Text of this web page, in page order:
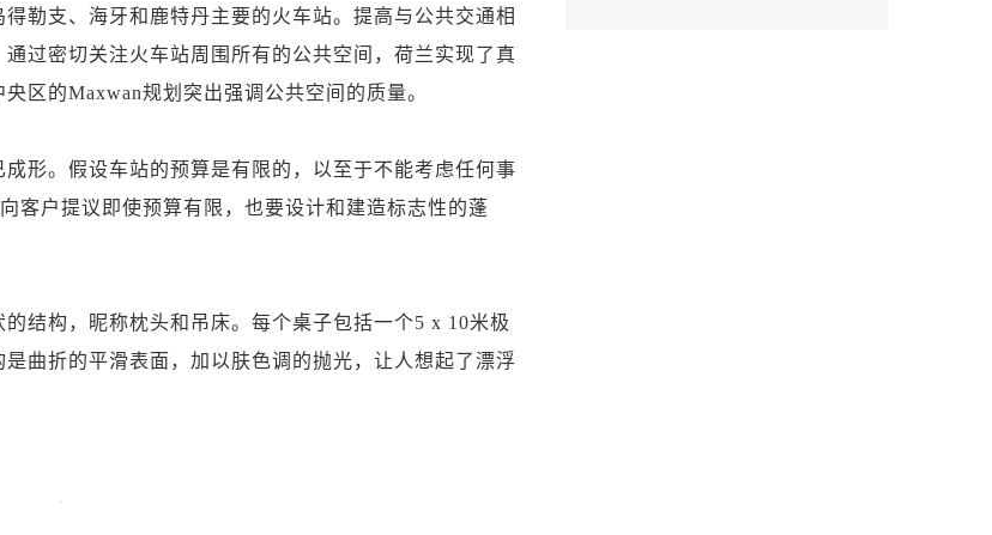
支、海牙和鹿特丹主要的火车站。提高与公共交通相
过密切关注火车站周围所有的公共空间，荷兰实现了真
区的Maxwan规划突出强调公共空间的质量。
。假设车站的预算是有限的，以至于不能考虑任何事
客户提议即使预算有限，也要设计和建造标志性的蓬
构，昵称枕头和吊床。每个桌子包括一个5 x 10米极
曲折的平滑表面，加以肤色调的抛光，让人想起了漂浮